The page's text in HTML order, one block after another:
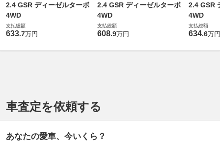
2.4 GSR ディーゼルターボ
4WD
支払総額
633.7万円
2.4 GSR ディーゼルターボ
4WD
支払総額
608.9万円
2.4 GSR
4WD
支払総額
634.6万円
車査定を依頼する
あなたの愛車、今いくら？